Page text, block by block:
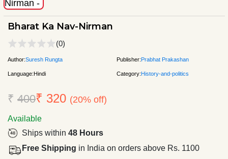
Bharat Ka Nav-Nirman
(0)
Author:Suresh Rungta Publisher:Prabhat Prakashan
Language:Hindi Category:History-and-politics
₹ 400₹ 320 (20% off)
Available
Ships within 48 Hours
Free Shipping in India on orders above Rs. 1100